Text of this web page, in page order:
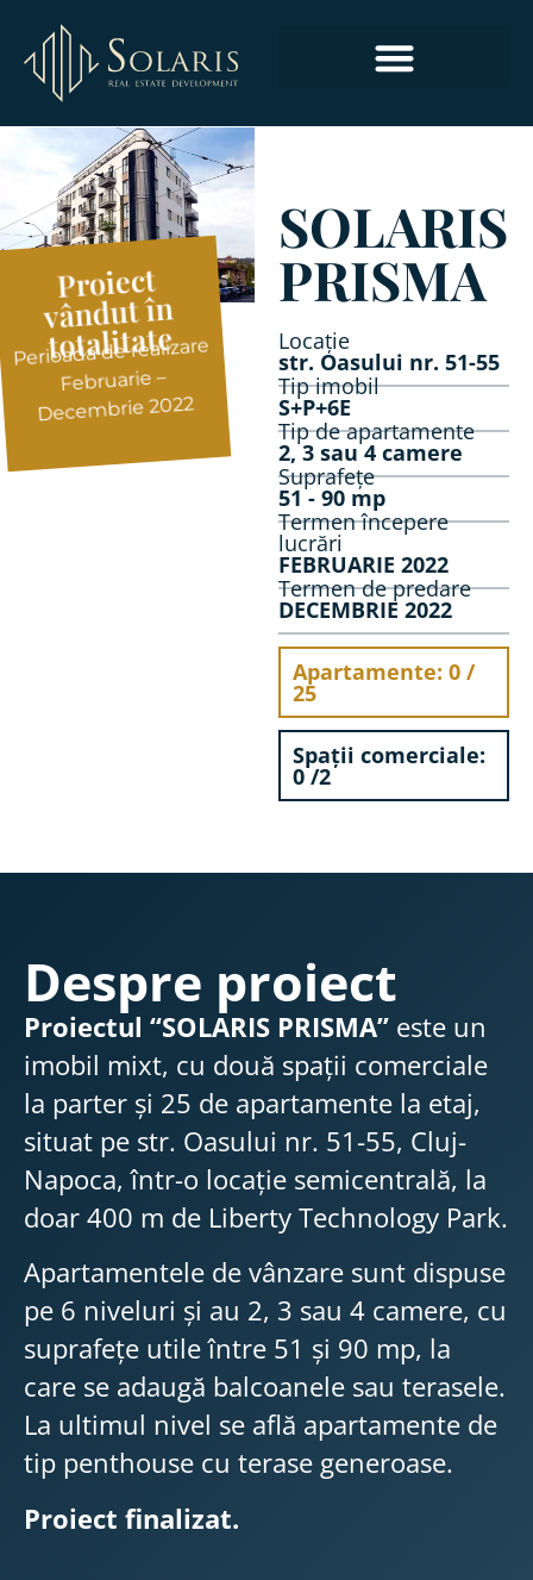
Proiect
vândut în
totalitate
Perioada de realizare
Februarie –
Decembrie 2022
SOLARIS
PRISMA
Locație
str. Oasului nr. 51-55
Tip imobil
S+P+6E
Tip de apartamente
2, 3 sau 4 camere
Suprafețe
51 - 90 mp
Termen începere
lucrări
FEBRUARIE 2022
Termen de predare
DECEMBRIE 2022
Apartamente: 0 /
25
Spații comerciale:
0 /2
Despre proiect
Proiectul “SOLARIS PRISMA” este un
imobil mixt, cu două spații comerciale
la parter și 25 de apartamente la etaj,
situat pe str. Oasului nr. 51-55, Cluj-
Napoca, într-o locație semicentrală, la
doar 400 m de Liberty Technology Park.
Apartamentele de vânzare sunt dispuse
pe 6 niveluri și au 2, 3 sau 4 camere, cu
suprafețe utile între 51 și 90 mp, la
care se adaugă balcoanele sau terasele.
La ultimul nivel se află apartamente de
tip penthouse cu terase generoase.
Proiect finalizat.